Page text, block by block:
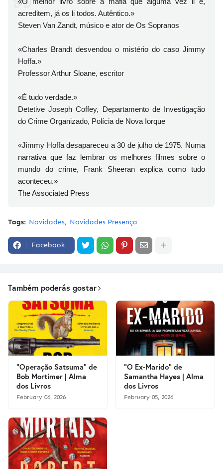
acreditem, já os li todos. Autêntico.»
Steven Van Zandt, músico e ator de Os Sopranos
«Charles Brandt desvendou o mistério do caso Jimmy
Hoffa.»
Professor Arthur Sloane, escritor
«É tudo verdade.»
Detetive Joseph Coffey, Departamento de Investigação
do Crime Organizado, Polícia de Nova Iorque
«Jimmy Hoffa desapareceu a 30 de julho de 1975. Numa
narrativa que faz lembrar os melhores filmes sobre o
mundo do crime, Frank Sheeran explica como tudo
aconteceu.»
The Associated Press
Tags: Novidades Novidades Presença
Facebook
Também poderás gostar
"Operação Satsuma" de
Bob Mortimer | Alma
dos Livros
February 06, 2026
"O Ex-Marido" de
Samantha Hayes | Alma
dos Livros
February 05, 2026